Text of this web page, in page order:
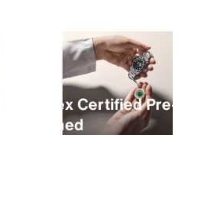
Rolex Certified Pre-
Owned